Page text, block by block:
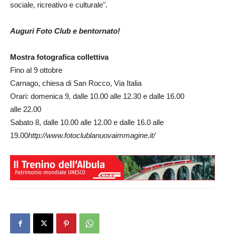
sociale, ricreativo e culturale".
Auguri Foto Club e bentornato!
Mostra fotografica collettiva
Fino al 9 ottobre
Carnago, chiesa di San Rocco, Via Italia
Orari: domenica 9, dalle 10.00 alle 12.30 e dalle 16.00
alle 22.00
Sabato 8, dalle 10.00 alle 12.00 e dalle 16.0 alle
19.00http://www.fotoclublanuovaimmagine.it/